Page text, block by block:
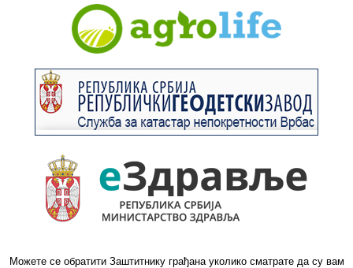
Можете се обратити Заштитнику грађана уколико сматрате да су вам